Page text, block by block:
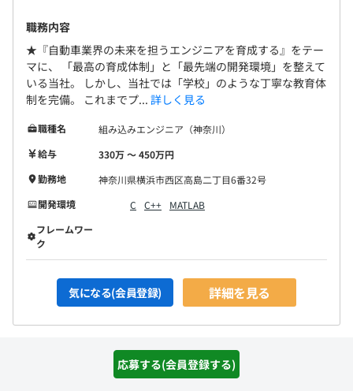
応募する(会員登録する)
職務内容
★『自動車業界の未来を担うエンジニアを育成する』をテー
マに、 「最高の育成体制」と「最先端の開発環境」を整えて
いる当社。 しかし、当社では「学校」のような丁寧な教育体
制を完備。 これまでプ... 詳しく見る
職種名
組み込みエンジニア（神奈川）
給与
330万 〜 450万円
勤務地
神奈川県横浜市西区高島二丁目6番32号
開発環境
C C++
MATLAB
フレームワー
ク
気になる(会員登録) 詳細を見る
求人特集：人気のテーマ別に求人をご紹介